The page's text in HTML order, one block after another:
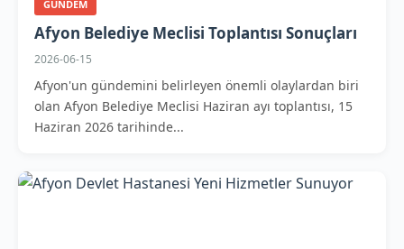
GUNDEM
Afyon Belediye Meclisi Toplantısı Sonuçları
2026-06-15
Afyon'un gündemini belirleyen önemli olaylardan biri
olan Afyon Belediye Meclisi Haziran ayı toplantısı, 15
Haziran 2026 tarihinde...